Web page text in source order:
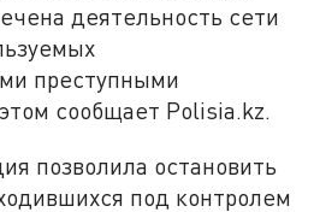
деятельность сети
преступными
сообщает Polisia.kz.
позволила остановить
под контролем